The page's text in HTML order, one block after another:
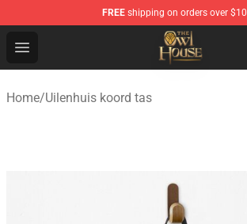
FREE shipping on orders over
Open menu
The Owl House Store - Official The
Home/Uilenhuis koord tas